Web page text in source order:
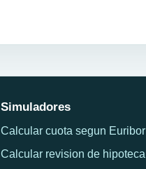
Simuladores
Calcular cuota segun Euribor
Calcular revision de hipoteca